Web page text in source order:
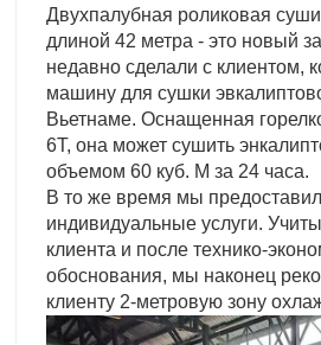
Двухпалубная роликовая
длиной 42 метра - это новый
недавно сделали с клиентом,
машину для сушки
Вьетнаме. Оснащенная
6T, она может сушить
объемом 60 куб. М за 24 часа.
В то же время мы
индивидуальные услуги.
клиента и после технико-
обоснования, мы наконец
клиенту 2-метровую зону